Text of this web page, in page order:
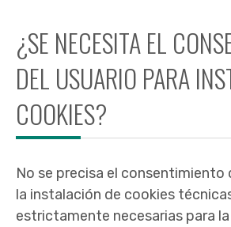
¿SE NECESITA EL
DEL USUARIO PARA
COOKIES?
No se precisa el consentimiento
la instalación de cookies
estrictamente necesarias para